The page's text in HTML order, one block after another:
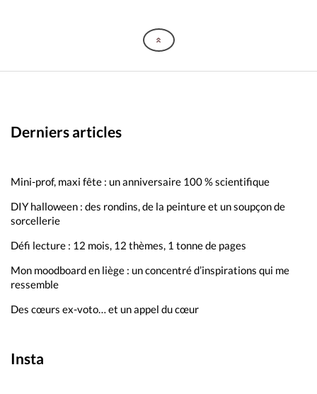
Derniers articles
Mini-prof, maxi fête : un anniversaire 100 % scientifique
DIY halloween : des rondins, de la peinture et un soupçon de
sorcellerie
Défi lecture : 12 mois, 12 thèmes, 1 tonne de pages
Mon moodboard en liège : un concentré d’inspirations qui me
ressemble
Des cœurs ex-voto… et un appel du cœur
Insta